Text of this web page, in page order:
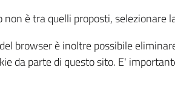
è tra quelli proposti,
browser è inoltre possibile
da parte di questo sito. E'